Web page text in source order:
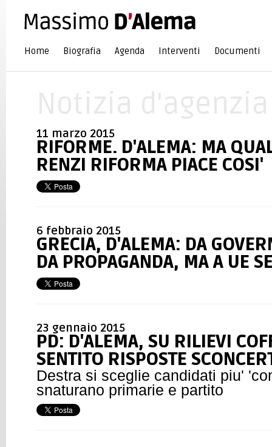
Home Biografia Agenda Interventi Documenti
11 marzo 2015
RIFORME. D'ALEMA: MA
RENZI RIFORMA PIACE COSI'
6 febbraio 2015
GRECIA, D'ALEMA: DA
DA PROPAGANDA, MA A UE
23 gennaio 2015
PD: D'ALEMA, SU RILIEVI
SENTITO RISPOSTE
Destra si sceglie candidati piu'
snaturano primarie e partito